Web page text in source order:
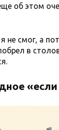
об этом
не смог, а
в